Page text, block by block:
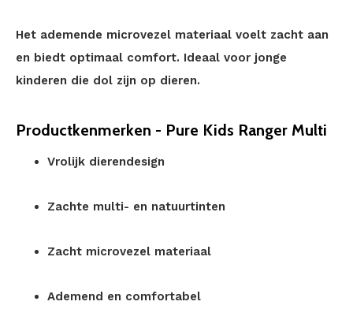
Het ademende microvezel materiaal voelt zacht aan
en biedt optimaal comfort. Ideaal voor jonge
kinderen die dol zijn op dieren.
Productkenmerken - Pure Kids Ranger Multi
Vrolijk dierendesign
Zachte multi- en natuurtinten
Zacht microvezel materiaal
Ademend en comfortabel